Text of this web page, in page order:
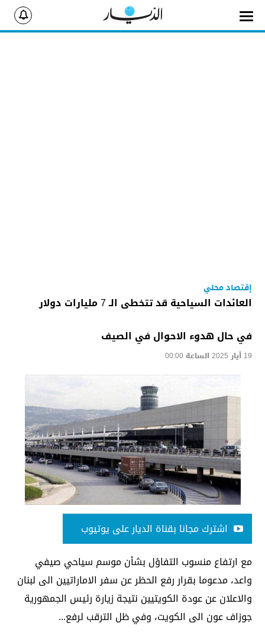
إقتصاد محلي
العائدات السياحية قد تتخطى الـ 7 مليارات دولار
في حال هدوء الاحوال في الصيف
19 أيار 2025 الساعة 00:00
اشترك مجانا بقناة الديار على يوتيوب
مع ارتفاع منسوب التفاؤل بشأن موسم سياحي صيفي
واعد، مدعوما بقرار رفع الحظر عن سفر الاماراتيين الى لبنان
والاعلان عن عودة الكويتيين نتيجة زيارة رئيس الجمهورية
جوزاف عون الى الكويت، وفي ظل الترقب لرفع...